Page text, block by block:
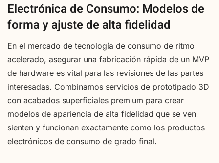
Electrónica de Consumo: Modelos de
forma y ajuste de alta fidelidad
En el mercado de tecnología de consumo de ritmo
acelerado, asegurar una fabricación rápida de un MVP
de hardware es vital para las revisiones de las partes
interesadas. Combinamos servicios de prototipado 3D
con acabados superficiales premium para crear
modelos de apariencia de alta fidelidad que se ven,
sienten y funcionan exactamente como los productos
electrónicos de consumo de grado final.